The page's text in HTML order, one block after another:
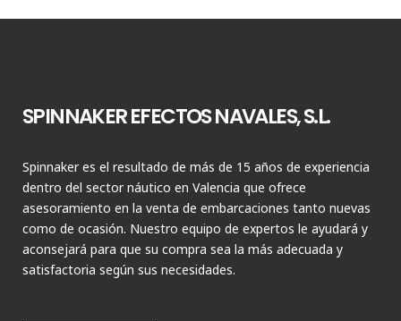
SPINNAKER EFECTOS NAVALES, S.L.
Spinnaker es el resultado de más de 15 años de experiencia
dentro del sector náutico en Valencia que ofrece
asesoramiento en la venta de embarcaciones tanto nuevas
como de ocasión. Nuestro equipo de expertos le ayudará y
aconsejará para que su compra sea la más adecuada y
satisfactoria según sus necesidades.